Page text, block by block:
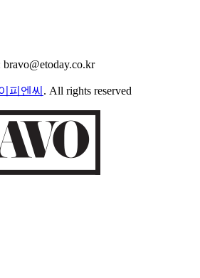
피엔씨 . All rights reserved